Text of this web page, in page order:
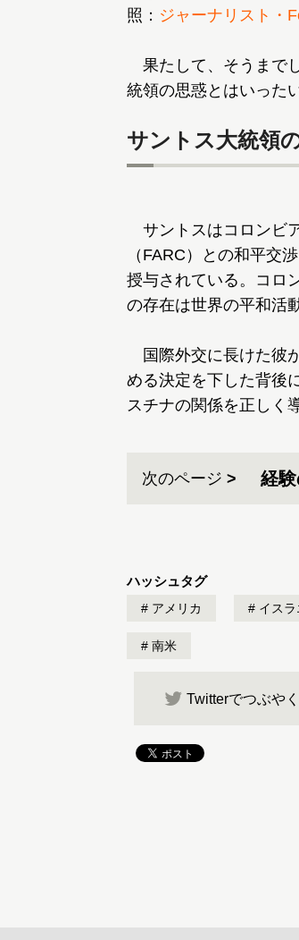
照： ジャーナリスト・
果たして、そうまで
統領の思惑とはいった
サントス大統領
サントスはコロンビ
（FARC）との和平交
授与されている。コロ
の存在は世界の平和活
国際外交に長けた彼
める決定を下した背後
スチナの関係を正しく
次のページ 経
ハッシュタグ
アメリカ イス
南米
Twitterでつぶやく